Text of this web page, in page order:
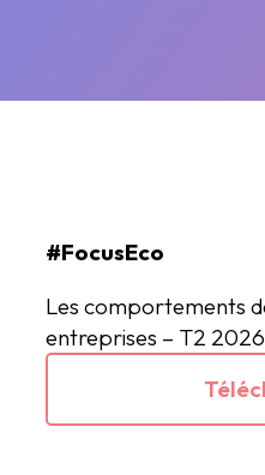
#FocusEco
Les comportements
entreprises – T2 2026